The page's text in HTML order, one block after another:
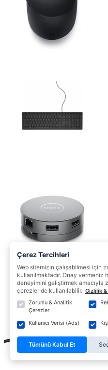
Çerez Tercihleri
Web sitemizin çalışabilmesi için
kullanılmaktadır. Onay vermeniz
deneyimini geliştirmek amacıyla
çerezler de kullanılabilir. Gizlilik
Zorunlu & Analitik
Çerezler
Kullanıcı Verisi (Ads)
Tümünü Kabul Et